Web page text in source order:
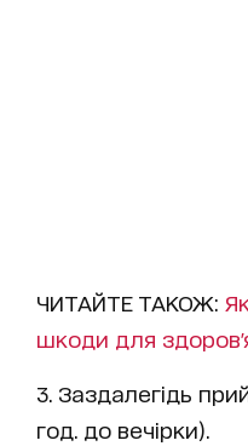
ЧИТАЙТЕ ТАКОЖ:
шкоди для
3. Заздалегідь
год. до вечірки).